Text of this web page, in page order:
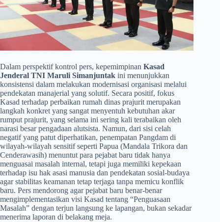
​Dalam perspektif kontrol pers, kepemimpinan Kasad
Jenderal TNI Maruli Simanjuntak ini menunjukkan
konsistensi dalam melakukan modernisasi organisasi melalui
pendekatan manajerial yang solutif. Secara positif, fokus
Kasad terhadap perbaikan rumah dinas prajurit merupakan
langkah konkret yang sangat menyentuh kebutuhan akar
rumput prajurit, yang selama ini sering kali terabaikan oleh
narasi besar pengadaan alutsista. Namun, dari sisi celah
negatif yang patut diperhatikan, penempatan Pangdam di
wilayah-wilayah sensitif seperti Papua (Mandala Trikora dan
Cenderawasih) menuntut para pejabat baru tidak hanya
menguasai masalah internal, tetapi juga memiliki kepekaan
terhadap isu hak asasi manusia dan pendekatan sosial-budaya
agar stabilitas keamanan tetap terjaga tanpa memicu konflik
baru. Pers mendorong agar pejabat baru benar-benar
mengimplementasikan visi Kasad tentang “Penguasaan
Masalah” dengan terjun langsung ke lapangan, bukan sekadar
menerima laporan di belakang meja.